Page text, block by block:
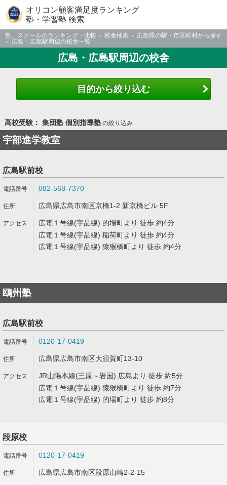
オリコン顧客満足度ランキング
塾・学習塾 検索
塾、スクールのランキング・比較 校舎検索
広島県の駅・市区町村から探す
広島・広島駅周辺の校舎一覧
広島・広島駅周辺の校舎
目的から絞り込む
高校受験： 集団塾 個別指導塾の絞り込み
宇部進学教室
広島駅前校
082-568-7370
広島県広島市南区京橋1-2 新京橋ビル 5F
広電１号線(宇品線) 的場町より 徒歩 約4分
広電１号線(宇品線) 稲荷町より 徒歩 約4分
広電１号線(宇品線) 猿猴橋町より 徒歩 約4分
鴎州塾
広島駅前校
0120-17-0419
広島県広島市南区大須賀町13-10
JR山陽本線(三原～岩国) 広島より 徒歩 約5分
広電１号線(宇品線) 猿猴橋町より 徒歩 約7分
広電１号線(宇品線) 的場町より 徒歩 約8分
段原校
0120-17-0419
広島県広島市南区段原山崎2-2-15